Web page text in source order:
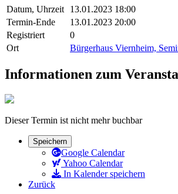
Datum, Uhrzeit
13.01.2023 18:00
Termin-Ende
13.01.2023 20:00
Registriert
0
Ort
Bürgerhaus Viernheim,
Informationen zum
Dieser Termin ist nicht mehr buchbar
Speichern
Google Calendar
Yahoo Calendar
In Kalender speichern
Zurück